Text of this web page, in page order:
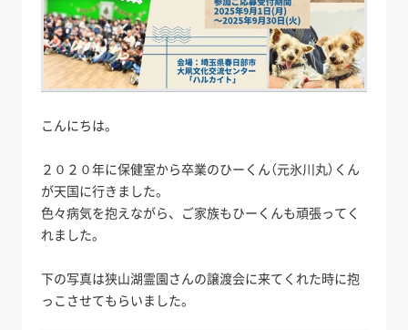
こんにちは。
２０２０年に保健室から卒業のひーくん（元氷川丸）くん
が天国に行きました。
色々病気を抱えながら、ご家族もひーくんも頑張ってく
れました。
下の写真は狭山湖霊園さんの譲渡会に来てくれた時に抱
っこさせてもらいました。